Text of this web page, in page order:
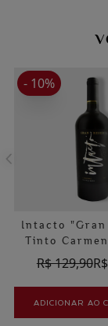
Intacto "Gran
Tinto
R$ 129,90
- 10%
ADICIONAR AO